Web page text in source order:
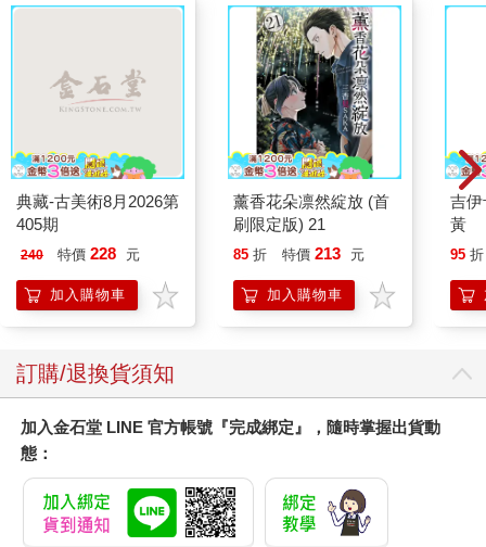
典藏-古美術8月2026第
405期
240 特價 228 元
加入購物車
薰香花朵凛然綻放 (首
刷限定版) 21
85 折 特價 213 元
加入購物車
吉
黃
95 折
訂購/退換貨須知
加入金石堂 LINE 官方帳號『完成綁定』，隨時掌握出貨動
態：